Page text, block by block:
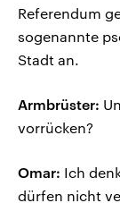
Referendum
sogenannte
Stadt an.
Armbrüster:
vorrücken?
Omar: Ich
dürfen nicht